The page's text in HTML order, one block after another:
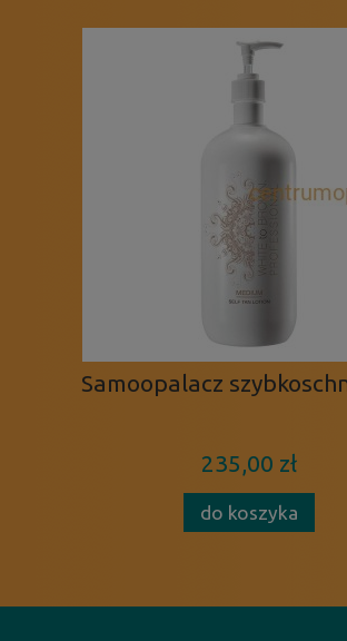
Samoopalacz
235,00 zł
do koszyka